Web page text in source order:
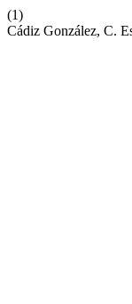
(1)
Cádiz González, C.